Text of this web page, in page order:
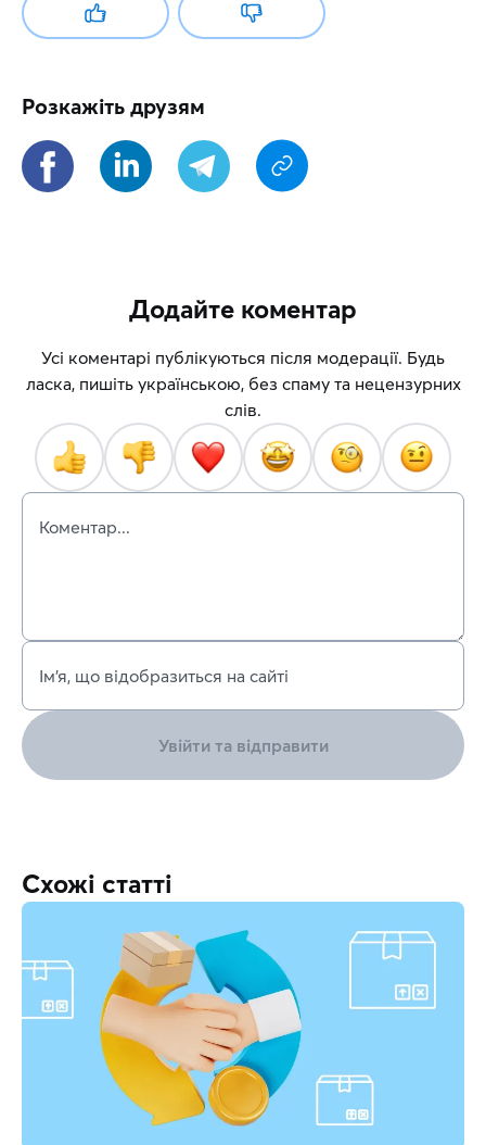
Розкажіть друзям
Додайте коментар
Усі коментарі публікуються після модерації. Будь
ласка, пишіть українською, без спаму та нецензурних
слів.
Коментар...
Ім’я, що відобразиться на сайті
Увійти та відправити
Схожі статті